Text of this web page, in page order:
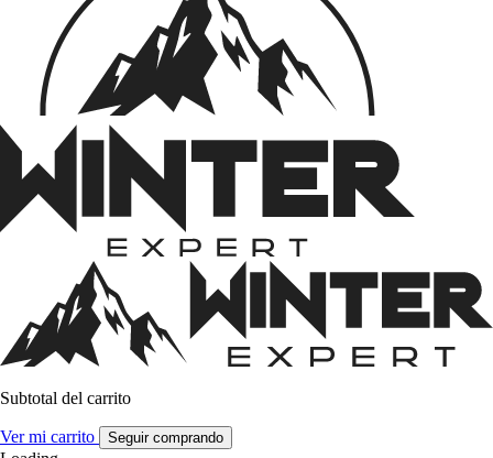
Subtotal del carrito
Ver mi carrito Seguir comprando